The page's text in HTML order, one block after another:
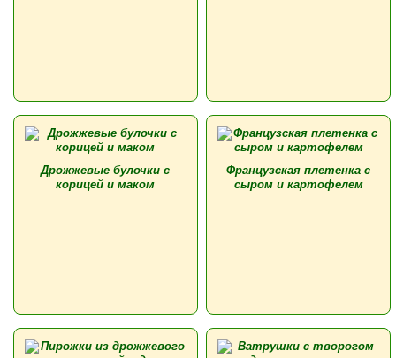
Дрожжевые булочки с
корицей и маком
Французская плетенка с
сыром и картофелем